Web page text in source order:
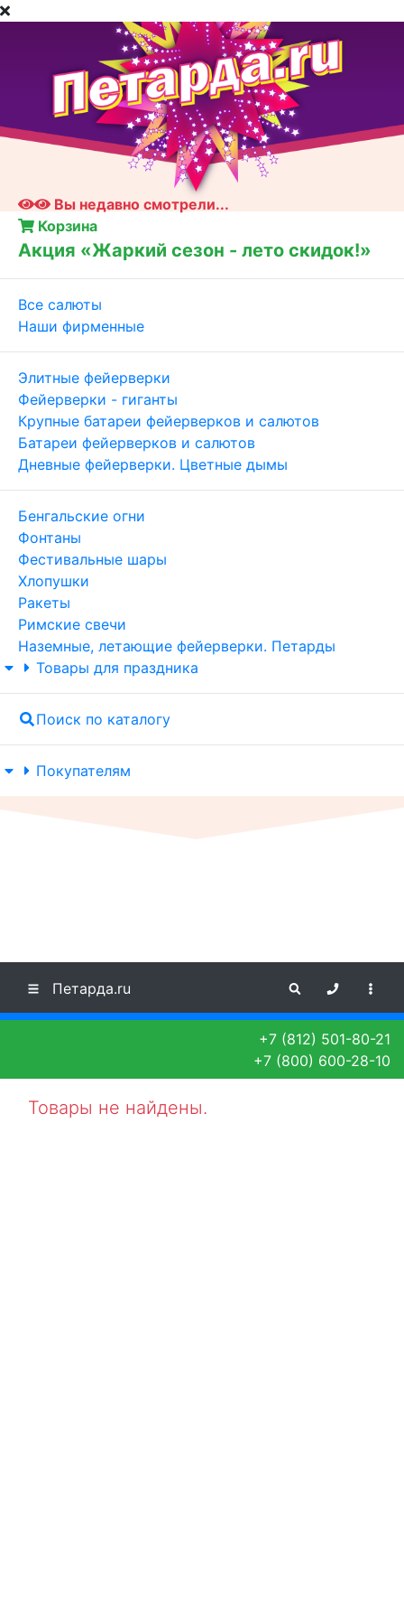
Вы недавно смотрели...
Корзина
Акция «Жаркий сезон - лето скидок!»
Все салюты
Наши фирменные
Элитные фейерверки
Фейерверки - гиганты
Крупные батареи фейерверков и салютов
Батареи фейерверков и салютов
Дневные фейерверки. Цветные дымы
Бенгальские огни
Фонтаны
Фестивальные шары
Хлопушки
Ракеты
Римские свечи
Наземные, летающие фейерверки. Петарды
Товары для праздника
Поиск по каталогу
Покупателям
Петарда.ru
+7 (812) 501-80-21
+7 (800) 600-28-10
Товары не найдены.